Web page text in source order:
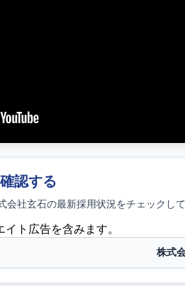
認する
会社玄石の最新採用状況をチェックし
ト広告を含みます。
株式